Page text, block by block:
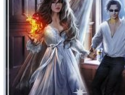
РАМИС